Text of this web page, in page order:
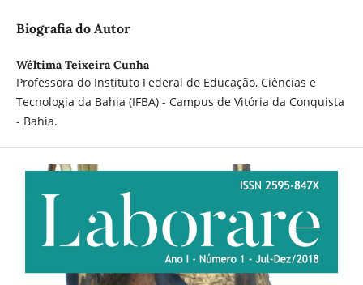
Biografia do Autor
Wéltima Teixeira Cunha
Professora do Instituto Federal de Educação, Ciências e
Tecnologia da Bahia (IFBA) - Campus de Vitória da Conquista
- Bahia.